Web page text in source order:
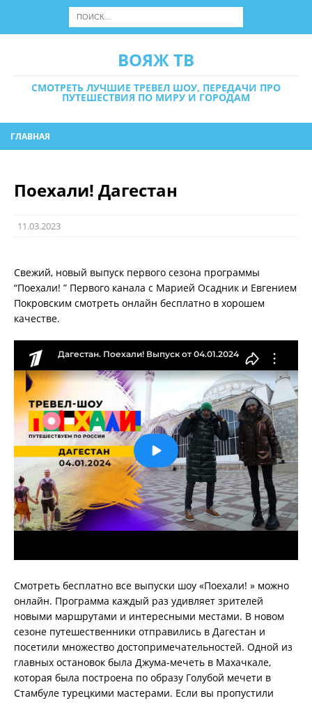
ВОЯЖ ТВ
СМОТРЕТЬ ЛУЧШИЕ ТРЕВЕЛ ШОУ, ПЕРЕДАЧИ ПРО
ПУТЕШЕСТВИЯ ПО МИРУ И ГОРОДАМ
ГЛАВНАЯ
Поехали! Дагестан
11.03.2023
Свежий, новый выпуск первого сезона программы
“Поехали! ” Первого канала с Марией Осадник и Евгением
Покровским смотреть онлайн бесплатно в хорошем
качестве.
Смотреть бесплатно все выпуски шоу «Поехали! » можно
онлайн. Программа каждый раз удивляет зрителей
новыми маршрутами и интересными местами. В новом
сезоне путешественники отправились в Дагестан и
посетили множество достопримечательностей. Одной из
главных остановок была Джума-мечеть в Махачкале,
которая была построена по образу Голубой мечети в
Стамбуле турецкими мастерами. Если вы пропустили